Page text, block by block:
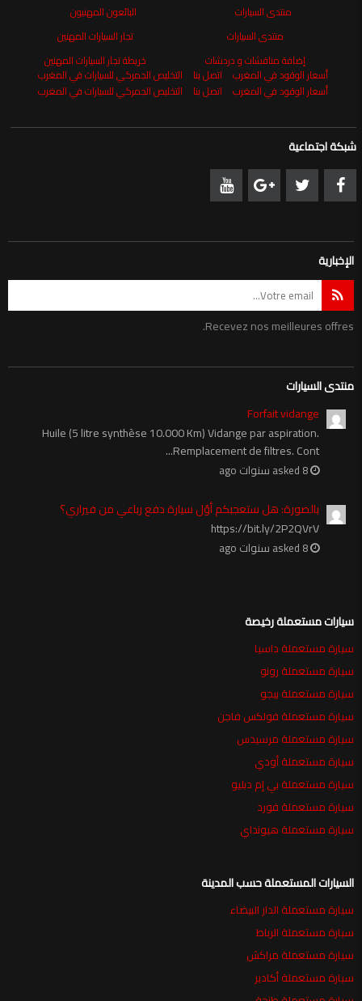
منتدى السيارات
منتدى السيارات
إضافة مناقشات و دردشات
البائعون المهنيون
تجار السيارات المهنين
خريطة تجار السيارات المهنين
أسعار الوقود في المغرب اتصل بنا
التخليص الجمركي للسيارات في المغرب
أسعار الوقود في المغرب
اتصل بنا التخليص الجمركي للسيارات في المغرب
شبكة اجتماعية
الإخبارية
Recevez nos meilleures offres.
منتدى السيارات
Forfait vidange
Huile (5 litre synthèse 10.000 Km) Vidange par aspiration.
Remplacement de filtres. Cont...
بالصورة: هل ستعجبكم أوّل سيارة دفع رباعي من فيراري؟
https://bit.ly/2P2QVrV
سيارات مستعملة رخيصة
سيارة مستعملة داسيا
سيارة مستعملة رونو
سيارة مستعملة بيجو
سيارة مستعملة فولكس فاجن
سيارة مستعملة مرسيدس
سيارة مستعملة أودي
سيارة مستعملة بي إم دبليو
سيارة مستعملة فورد
سيارة مستعملة هيونداي
السيارات المستعملة حسب المدينة
سيارة مستعملة الدار البيضاء
سيارة مستعملة الرباط
سيارة مستعملة مراكش
سيارة مستعملة أكادير